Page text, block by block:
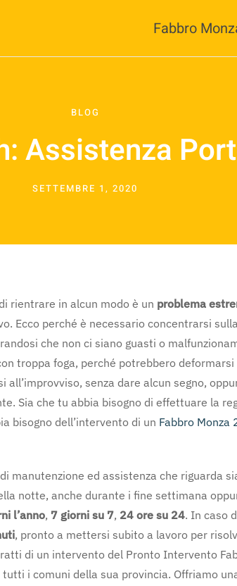
Fabbro
BLOG
Assistenza
SETTEMBRE 1, 2020
rientrare in alcun modo è un problema
Ecco perché è necessario concentrarsi
che non ci siano guasti o
troppa foga, perché potrebbero
senza dare alcun segno,
Sia che tu abbia bisogno di effettuare la
bisogno dell’intervento di un Fabbro Monza
manutenzione ed assistenza che riguarda
notte, anche durante i fine settimana
l’anno, 7 giorni su 7, 24 ore su 24. In caso
, pronto a mettersi subito a lavoro per
di un intervento del Pronto Intervento
i comuni della sua provincia. Offriamo